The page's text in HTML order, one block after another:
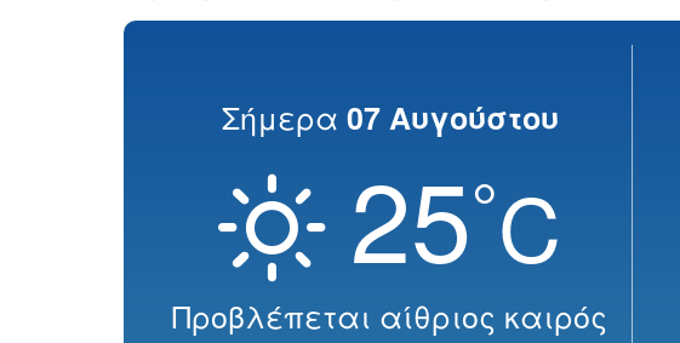
Σήμερα 07 Αυγούστου
25°C
Προβλέπεται αίθριος καιρός